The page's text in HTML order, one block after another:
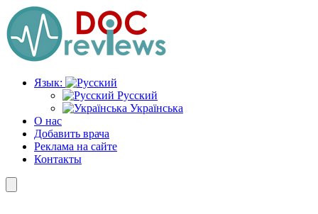
Перейти
к
содержимому
Язык:
Русский
Українська
О нас
Добавить врача
Реклама на сайте
Контакты